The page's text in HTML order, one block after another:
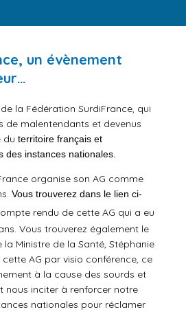
un évènement
de la Fédération SurdiFrance, qui
de malentendants et devenus
du territoire français et
des instances nationales.
organise son AG comme
Vous trouverez dans le lien ci-
rendu de cette AG qui a eu
Vous trouverez également le
Ministre de la Santé, Stéphanie
AG par visio conférence, ce
à la cause des sourds et
nous inciter à renforcer notre
nationales pour réclamer